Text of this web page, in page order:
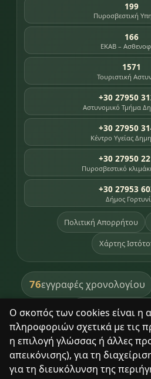
Ο σκοπός των cookies είναι η
πληροφοριών σχετικά με τις
η επιλογή γλώσσας ή άλλες
απεικόνισης), για τη
για τη διευκόλυνση της
199
Πυροσβεστική
166
ΕΚΑΒ –
1571
Τουριστική
+30 27950
Αστυνομικό Τμήμα
+30 27950
Κέντρο Υγείας
+30 27950
Πυροσβεστικό
+30 27953
Δήμος
Πολιτική Απορρήτου
Χάρτης
76εγγραφές χρονολογίου
391βιβλία
8σημεία